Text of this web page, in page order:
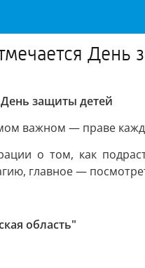
День
День защиты детей
важном — праве
о том, как
главное —
область"